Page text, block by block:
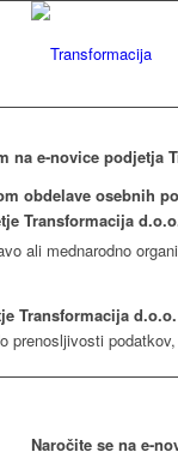
na e-novice podjetja
obdelave osebnih
Transformacija
ali mednarodno
Transformacija
prenosljivosti
Naročite se na e-